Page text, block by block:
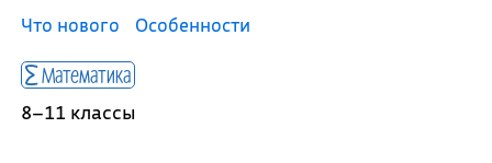
Что нового Особенности
Математика
8–11 классы